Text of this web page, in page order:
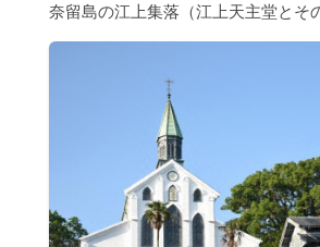
奈留島の江上集落（江上天主堂とそ